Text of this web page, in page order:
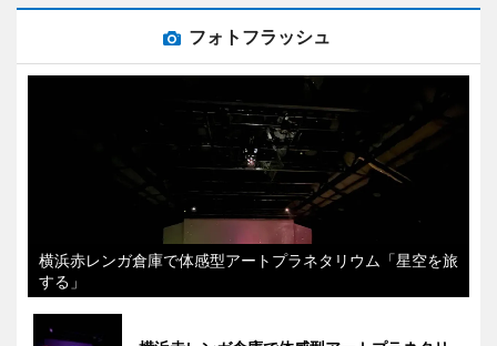
フォトフラッシュ
横浜赤レンガ倉庫で体感型アートプラネタリウム「星空を旅
する」